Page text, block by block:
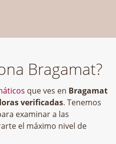
Bragamat?
que ves en Bragamat
verificadas. Tenemos
examinar a las
el máximo nivel de